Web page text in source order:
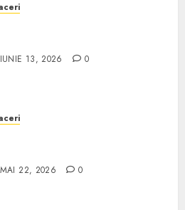
IUNIE 13, 2026 0
MAI 22, 2026 0